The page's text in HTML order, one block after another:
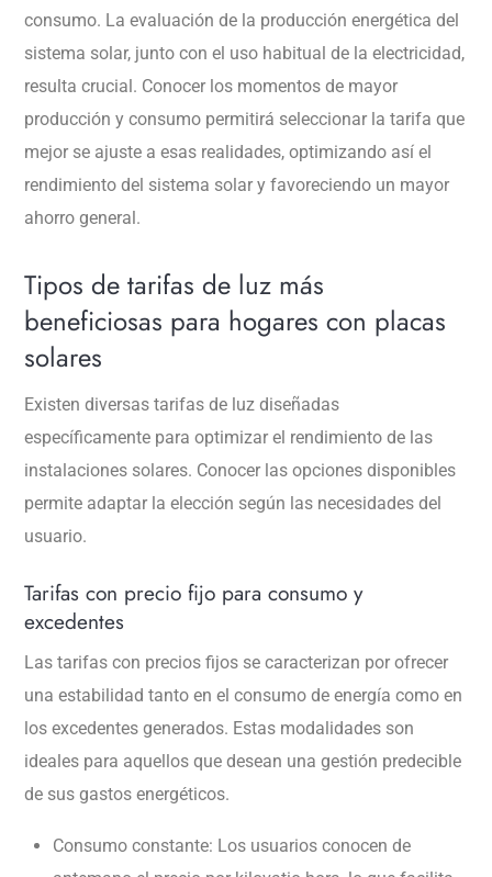
consumo. La evaluación de la producción energética del
sistema solar, junto con el uso habitual de la electricidad,
resulta crucial. Conocer los momentos de mayor
producción y consumo permitirá seleccionar la tarifa que
mejor se ajuste a esas realidades, optimizando así el
rendimiento del sistema solar y favoreciendo un mayor
ahorro general.
Tipos de tarifas de luz más
beneficiosas para hogares con placas
solares
Existen diversas tarifas de luz diseñadas
específicamente para optimizar el rendimiento de las
instalaciones solares. Conocer las opciones disponibles
permite adaptar la elección según las necesidades del
usuario.
Tarifas con precio fijo para consumo y
excedentes
Las tarifas con precios fijos se caracterizan por ofrecer
una estabilidad tanto en el consumo de energía como en
los excedentes generados. Estas modalidades son
ideales para aquellos que desean una gestión predecible
de sus gastos energéticos.
Consumo constante: Los usuarios conocen de